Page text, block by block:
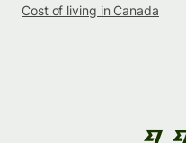
Cost of living in Canada